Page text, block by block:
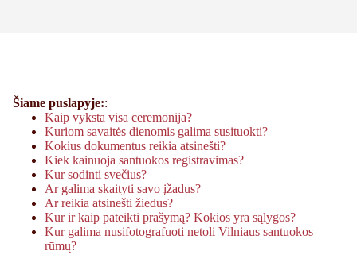
Šiame puslapyje::
Kaip vyksta visa ceremonija?
Kuriom savaitės dienomis galima susituokti?
Kokius dokumentus reikia atsinešti?
Kiek kainuoja santuokos registravimas?
Kur sodinti svečius?
Ar galima skaityti savo įžadus?
Ar reikia atsinešti žiedus?
Kur ir kaip pateikti prašymą? Kokios yra sąlygos?
Kur galima nusifotografuoti netoli Vilniaus santuokos
rūmų?